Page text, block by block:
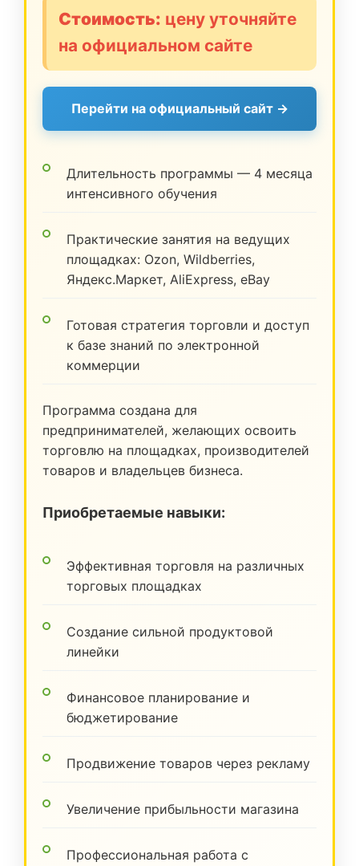
Стоимость: цену уточняйте
на официальном сайте
Перейти на официальный сайт →
Длительность программы — 4 месяца
интенсивного обучения
Практические занятия на ведущих
площадках: Ozon, Wildberries,
Яндекс.Маркет, AliExpress, eBay
Готовая стратегия торговли и доступ
к базе знаний по электронной
коммерции
Программа создана для
предпринимателей, желающих освоить
торговлю на площадках, производителей
товаров и владельцев бизнеса.
Приобретаемые навыки:
Эффективная торговля на различных
торговых площадках
Создание сильной продуктовой
линейки
Финансовое планирование и
бюджетирование
Продвижение товаров через рекламу
Увеличение прибыльности магазина
Профессиональная работа с